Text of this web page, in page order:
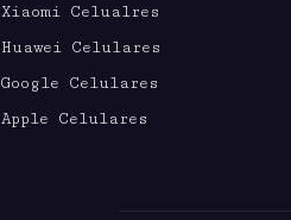
Xiaomi Celualres
Huawei Celulares
Google Celulares
Apple Celulares